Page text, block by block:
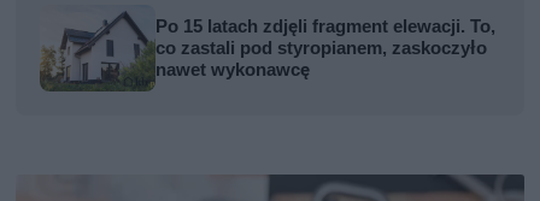
Po 15 latach zdjęli fragment elewacji. To,
co zastali pod styropianem, zaskoczyło
nawet wykonawcę